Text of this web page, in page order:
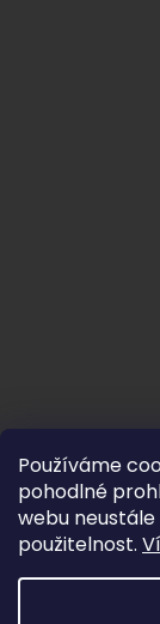
Používáme
pohodlné
webu
použitelnost.